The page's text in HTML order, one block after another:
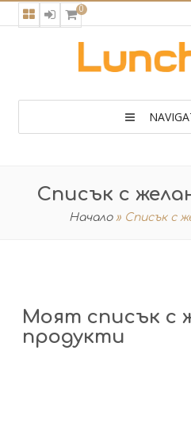
0
Списък с
Начало » Списък с
Моят списък с
продукти